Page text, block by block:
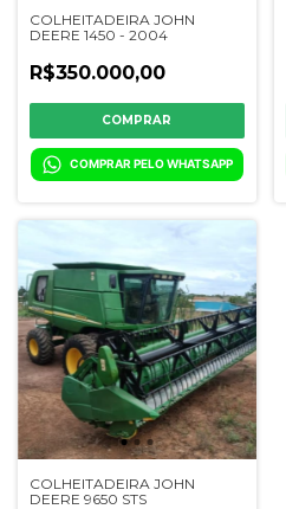
COLHEITADEIRA JOHN
DEERE 1450 - 2004
R$350.000,00
COMPRAR
COMPRAR PELO WHATSAPP
COLHEITADEIRA JOHN
DEERE 9650 STS